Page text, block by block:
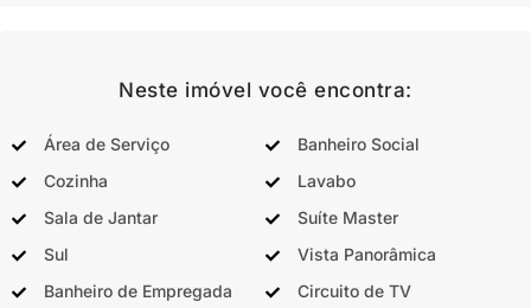
Neste imóvel você encontra:
Área de Serviço
Banheiro Social
Cozinha
Lavabo
Sala de Jantar
Suíte Master
Sul
Vista Panorâmica
Banheiro de Empregada
Circuito de TV